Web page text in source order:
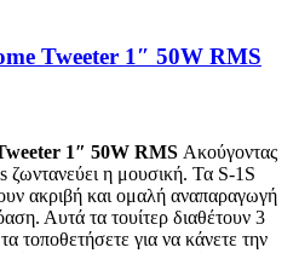
Tweeter 1″ 50W RMS
1″ 50W RMS Ακούγοντας
ζωντανεύει η μουσική. Τα S-1S
ακριβή και ομαλή αναπαραγωγή
Αυτά τα τουίτερ διαθέτουν 3
τοποθετήσετε για να κάνετε την